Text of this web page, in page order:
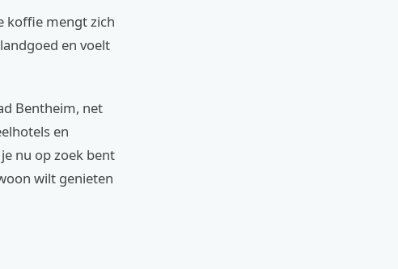
koffie mengt zich
en voelt
Bentheim, net
en
nu op zoek bent
wilt genieten